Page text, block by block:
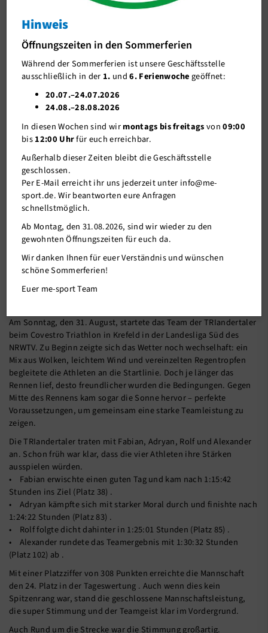
Landesliga Süd Start beim Covestro
Triathlon in Krefeld
Landesliga Süd Start beim Covestro Triathlon in
Krefeld
04.09.2025
Am Sonntag, den 31. August, startete das Team der TRIandertaler
beim Covestro Triathlon in Krefeld in der Landesliga Süd des
NRWTV. Zu Beginn zeigte sich das Wetter noch wechselhaft: ein
Mix aus Wolken, leichtem Wind und vereinzelten Regentropfen
begleitete die Athleten an die Startlinie. Doch je länger das
Rennen lief, desto freundlicher wurden die Bedingungen. Gegen
Mitte des Rennens kam sogar die Sonne hervor – perfekte
Voraussetzungen, um gemeinsam eine starke Teamleistung zu
zeigen.
Die TRIandertaler traten mit Fabian, Adryan, Rolf und Alexander
an. Schon früh war klar, dass die vier Athleten ihre Stärken
ausspielen würden.
• Fabian erwischte einen guten Tag und kam nach 1:15:42
Stunden ins Ziel (Platz 38) .
• Adryan kämpfte sich mit starker Moral durch und finishte nach
1:24:22 Stunden (Platz 83) .
• Rolf folgte dicht dahinter in 1:25:01 Stunden (Platz 85) .
• Alexander rundete das Teamergebnis mit 1:30:32 Stunden
(Platz 102) ab .
Mit einer Platzziffer von 308 Punkten erreichte die Mannschaft
den 24. Platz in der Tageswertung . Auch wenn dies kein
Spitzenrang war, stand die geschlossene Mannschaftsleistung,
die super Stimmung und der Teamgeist klar im Vordergrund.
Auch Rund um die Strecke war die Stimmung großartig.
J-Team
Stellenangebote
Förderverein me-sport e.V.
Mitgliederservice
Verantwortung
Hinweis
Öffnungszeiten in den Sommerferien
Während der Sommerferien ist unsere Geschäftsstelle
ausschließlich in der 1. und6. Ferienwochegeöffnet:
20.07.–24.07.2026
24.08.–28.08.2026
In diesen Wochen sind wirmontags bis freitagsvon09:00
bis12:00 Uhrfür euch erreichbar.
Außerhalb dieser Zeiten bleibt die Geschäftsstelle
geschlossen.
Per E-Mail erreicht ihr uns jederzeit unter info@me-
sport.de. Wir beantworten eure Anfragen
schnellstmöglich.
Ab Montag, den 31.08.2026, sind wir wieder zu den
gewohnten Öffnungszeiten für euch da.
Wir danken Ihnen für euer Verständnis und wünschen
schöne Sommerferien!
Euer me-sport Team